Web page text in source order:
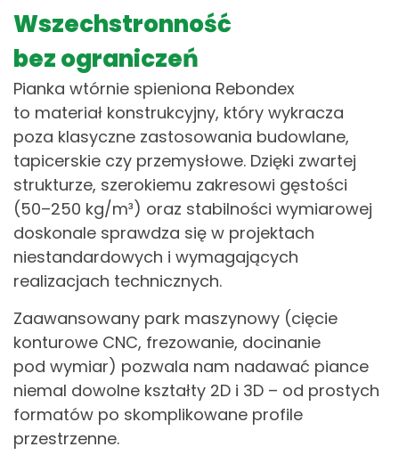
Wszechstronność
bez ograniczeń
Pianka wtórnie spieniona Rebondex
to materiał konstrukcyjny, który wykracza
poza klasyczne zastosowania budowlane,
tapicerskie czy przemysłowe. Dzięki zwartej
strukturze, szerokiemu zakresowi gęstości
(50–250 kg/m³) oraz stabilności wymiarowej
doskonale sprawdza się w projektach
niestandardowych i wymagających
realizacjach technicznych.
Zaawansowany park maszynowy (cięcie
konturowe CNC, frezowanie, docinanie
pod wymiar) pozwala nam nadawać piance
niemal dowolne kształty 2D i 3D – od prostych
formatów po skomplikowane profile
przestrzenne.